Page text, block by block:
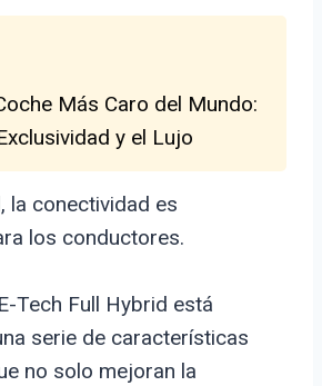
Más Caro del Mundo:
y el Lujo
la conectividad es
los conductores.
Tech Full Hybrid está
serie de características
no solo mejoran la